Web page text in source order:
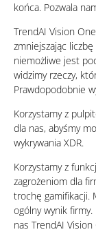
końca. Pozwala
TrendAI Vision
zmniejszając
niemożliwe jest
widzimy rzeczy,
Prawdopodobnie
Korzystamy z
dla nas, abyśmy
wykrywania XDR.
Korzystamy z
zagrożeniom dla
trochę gamifikacji.
ogólny wynik
nas TrendAI